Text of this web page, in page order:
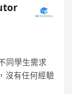
同學生需求
沒有任何經驗